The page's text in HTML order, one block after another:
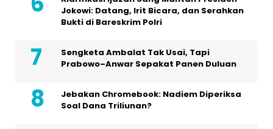
Jokowi: Datang, Irit Bicara, dan Serahkan
Bukti di Bareskrim Polri
Sengketa Ambalat Tak Usai, Tapi
Prabowo–Anwar Sepakat Panen Duluan
Jebakan Chromebook: Nadiem Diperiksa
Soal Dana Triliunan?